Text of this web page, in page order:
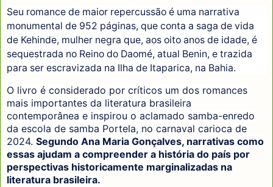
Seu romance de maior repercussão é uma narrativa
monumental de 952 páginas, que conta a saga de vida
de Kehinde, mulher negra que, aos oito anos de idade, é
sequestrada no Reino do Daomé, atual Benin, e trazida
para ser escravizada na Ilha de Itaparica, na Bahia.
O livro é considerado por críticos um dos romances
mais importantes da literatura brasileira
contemporânea e inspirou o aclamado samba-enredo
da escola de samba Portela, no carnaval carioca de
2024. Segundo Ana Maria Gonçalves, narrativas como
essas ajudam a compreender a história do país por
perspectivas historicamente marginalizadas na
literatura brasileira.